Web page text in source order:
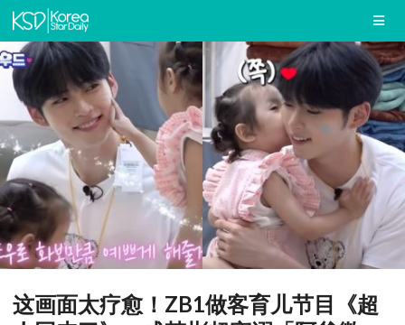
这画面太疗愈！ZB1做客育儿节目《超